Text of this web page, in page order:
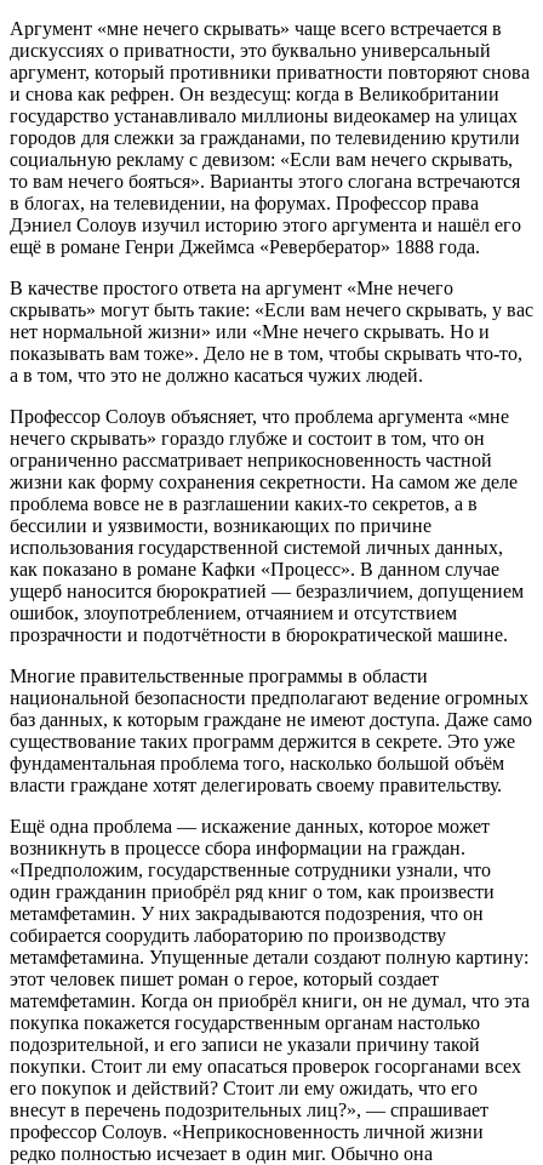
Аргумент «мне нечего скрывать» чаще всего встречается в
дискуссиях о приватности, это буквально универсальный
аргумент, который противники приватности повторяют снова
и снова как рефрен. Он вездесущ: когда в Великобритании
государство устанавливало миллионы видеокамер на улицах
городов для слежки за гражданами, по телевидению крутили
социальную рекламу с девизом: «Если вам нечего скрывать,
то вам нечего бояться». Варианты этого слогана встречаются
в блогах, на телевидении, на форумах. Профессор права
Дэниел Солоув изучил историю этого аргумента и нашёл его
ещё в романе Генри Джеймса «Ревербератор» 1888 года.
В качестве простого ответа на аргумент «Мне нечего
скрывать» могут быть такие: «Если вам нечего скрывать, у вас
нет нормальной жизни» или «Мне нечего скрывать. Но и
показывать вам тоже». Дело не в том, чтобы скрывать что-то,
а в том, что это не должно касаться чужих людей.
Профессор Солоув объясняет, что проблема аргумента «мне
нечего скрывать» гораздо глубже и состоит в том, что он
ограниченно рассматривает неприкосновенность частной
жизни как форму сохранения секретности. На самом же деле
проблема вовсе не в разглашении каких-то секретов, а в
бессилии и уязвимости, возникающих по причине
использования государственной системой личных данных,
как показано в романе Кафки «Процесс». В данном случае
ущерб наносится бюрократией — безразличием, допущением
ошибок, злоупотреблением, отчаянием и отсутствием
прозрачности и подотчётности в бюрократической машине.
Многие правительственные программы в области
национальной безопасности предполагают ведение огромных
баз данных, к которым граждане не имеют доступа. Даже само
существование таких программ держится в секрете. Это уже
фундаментальная проблема того, насколько большой объём
власти граждане хотят делегировать своему правительству.
Ещё одна проблема — искажение данных, которое может
возникнуть в процессе сбора информации на граждан.
«Предположим, государственные сотрудники узнали, что
один гражданин приобрёл ряд книг о том, как произвести
метамфетамин. У них закрадываются подозрения, что он
собирается соорудить лабораторию по производству
метамфетамина. Упущенные детали создают полную картину:
этот человек пишет роман о герое, который создает
матемфетамин. Когда он приобрёл книги, он не думал, что эта
покупка покажется государственным органам настолько
подозрительной, и его записи не указали причину такой
покупки. Стоит ли ему опасаться проверок госорганами всех
его покупок и действий? Стоит ли ему ожидать, что его
внесут в перечень подозрительных лиц?», — спрашивает
профессор Солоув. «Неприкосновенность личной жизни
редко полностью исчезает в один миг. Обычно она